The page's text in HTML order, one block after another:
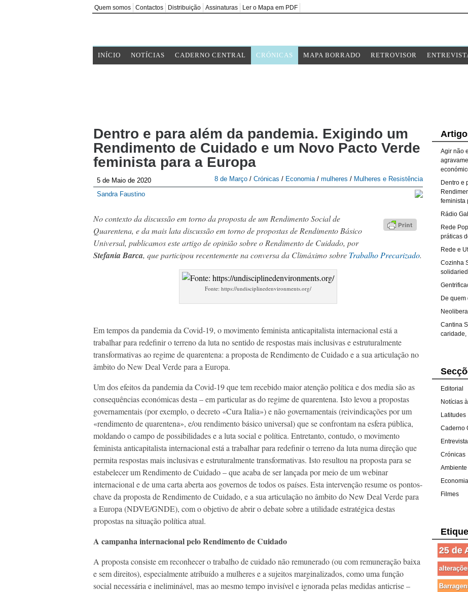
Quem somos Contactos Distribuição Assinaturas Ler o Mapa em PDF
INÍCIO NOTÍCIAS CADERNO CENTRAL CRÓNICAS MAPA BORRADO RETROVISOR
Dentro e para além da pandemia. Exigindo um
Rendimento de Cuidado e um Novo Pacto Verde
feminista para a Europa
5 de Maio de 2020 8 de Março / Crónicas / Economia/ mulheres / Mulheres e Resistência
Sandra Faustino
No contexto da discussão em torno da proposta de um Rendimento Social de
Quarentena, e da mais lata discussão em torno de propostas de Rendimento Básico
Universal, publicamos este artigo de opinião sobre o Rendimento de Cuidado, por
Stefania Barca, que participou recentemente na conversa da Climáximo sobre Trabalho Precarizado.
Fonte: https://undisciplinedenvironments.org/
Em tempos da pandemia da Covid-19, o movimento feminista anticapitalista internacional está a
trabalhar para redefinir o terreno da luta no sentido de respostas mais inclusivas e estruturalmente
transformativas ao regime de quarentena: a proposta de Rendimento de Cuidado e a sua articulação no
âmbito do New Deal Verde para a Europa.
Um dos efeitos da pandemia da Covid-19 que tem recebido maior atenção política e dos media são as
consequências económicas desta – em particular as do regime de quarentena. Isto levou a propostas
governamentais (por exemplo, o decreto «Cura Italia») e não governamentais (reivindicações por um
«rendimento de quarentena», e/ou rendimento básico universal) que se confrontam na esfera pública,
moldando o campo de possibilidades e a luta social e política. Entretanto, contudo, o movimento
feminista anticapitalista internacional está a trabalhar para redefinir o terreno da luta numa direção que
permita respostas mais inclusivas e estruturalmente transformativas. Isto resultou na proposta para se
estabelecer um Rendimento de Cuidado – que acaba de ser lançada por meio de um webinar
internacional e de uma carta aberta aos governos de todos os países. Esta intervenção resume os pontos-
chave da proposta de Rendimento de Cuidado, e a sua articulação no âmbito do New Deal Verde para
a Europa (NDVE/GNDE), com o objetivo de abrir o debate sobre a utilidade estratégica destas
propostas na situação política atual.
A campanha internacional pelo Rendimento de Cuidado
A proposta consiste em reconhecer o trabalho de cuidado não remunerado (ou com remuneração baixa
e sem direitos), especialmente atribuído a mulheres e a sujeitos marginalizados, como uma função
social necessária e ineliminável, mas ao mesmo tempo invisível e ignorada pelas medidas anticrise –
Agir não
Dentro e
feminista
Rádio
Rede
práticas
Rede e
Cozinha
De
Cantina
caridade,
Editorial
Notícias
Latitudes
Caderno
Crónicas
Ambiente
Economia
Filmes
25 de